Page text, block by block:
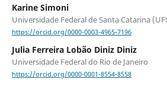
Karine Simoni
Universidade Federal de Santa Catarina
https://orcid.org/0000-0003-4965-7196
Julia Ferreira Lobão Diniz Diniz
Universidade Federal do Rio de Janeiro
https://orcid.org/0000-0001-8554-8558